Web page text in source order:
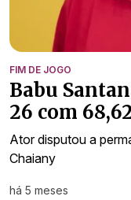
FIM DE JOGO
Babu
26 com
Ator disputou a
Chaiany
há 5 meses